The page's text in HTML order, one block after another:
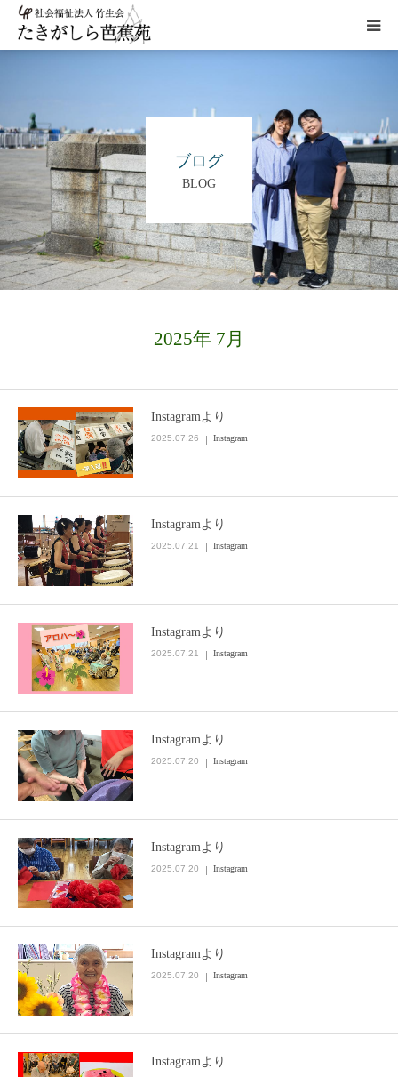
ブログ
BLOG
2025年 7月
Instagramより
2025.07.26 Instagram
Instagramより
2025.07.21 Instagram
Instagramより
2025.07.21 Instagram
Instagramより
2025.07.20 Instagram
Instagramより
2025.07.20 Instagram
Instagramより
2025.07.20 Instagram
Instagramより
施設概要
サービス
こだわり
お問い合わせ